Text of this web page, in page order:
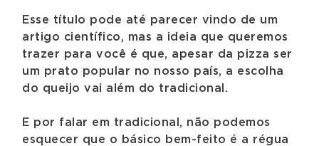
Esse título pode até parecer vindo de um
artigo científico, mas a ideia que queremos
trazer para você é que, apesar da pizza ser
um prato popular no nosso país, a escolha
do queijo vai além do tradicional.
E por falar em tradicional, não podemos
esquecer que o básico bem-feito é a régua